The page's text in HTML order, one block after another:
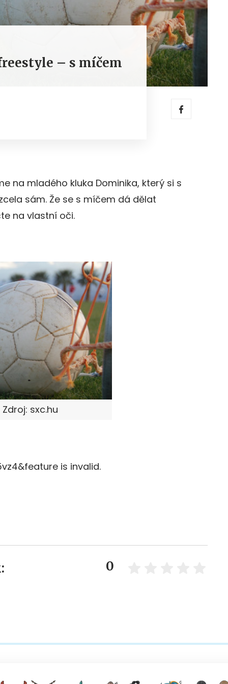
– s míčem
na mladého kluka Dominika, který si s
sám. Že se s míčem dá dělat
na vlastní oči.
sxc.hu
is invalid.
0